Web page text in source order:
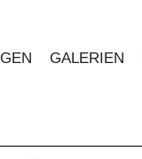
GALERIEN